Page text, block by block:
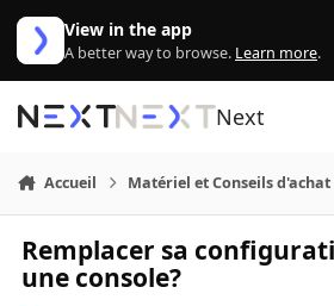
Aller au contenu
View in the app
A better way to browse. Learn more.
Next
Accueil Matériel et Conseils d'achat
Remplacer sa
une console?